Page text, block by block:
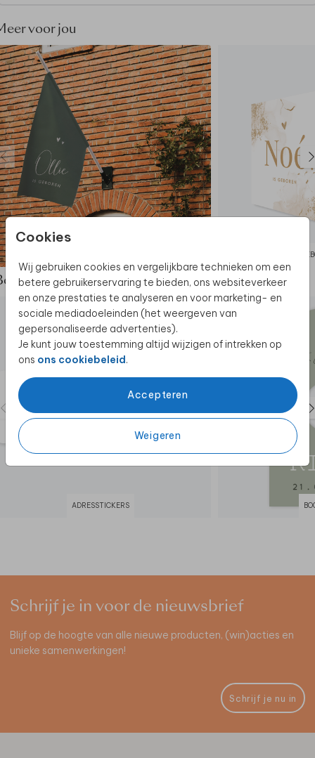
Cookies
Wij gebruiken cookies en vergelijkbare technieken om een
betere gebruikerservaring te bieden, ons websiteverkeer
en onze prestaties te analyseren en voor marketing- en
sociale mediadoeleinden (het weergeven van
gepersonaliseerde advertenties).
Je kunt jouw toestemming altijd wijzigen of intrekken op
ons ons cookiebeleid.
Accepteren
Weigeren
Folie & Spot UV mogelijk.
Beschikbaar papier: Coated Karton & Linnen.
Formaat: 6 cm breed x 17 cm lang (plano
formaat).
Te combineren mettransparant zakje
vouwkaartje kan met nietjes aan het zakje
worden bevestigd.
Dit product maakt deel uit vaneen complete set in
deze stijl.
voor jou
de complete set
ADRESSTICKERS
Schrijf je in voor de nieuwsbrief
Blijf op de hoogte van alle nieuwe producten, (win)acties en
unieke samenwerkingen!
Schrijf je nu in